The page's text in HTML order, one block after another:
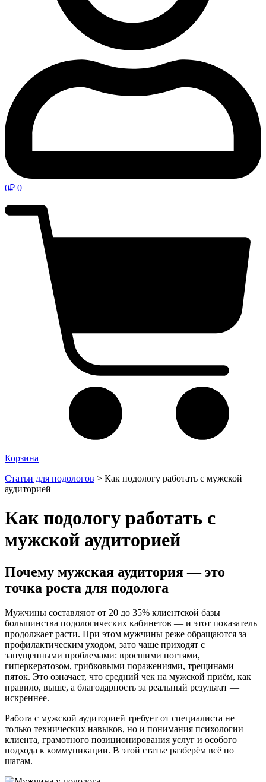
0₽ 0
Корзина
Статьи для подологов > Как подологу работать с мужской
аудиторией
Как подологу работать с
мужской аудиторией
Почему мужская аудитория — это
точка роста для подолога
Мужчины составляют от 20 до 35% клиентской базы
большинства подологических кабинетов — и этот показатель
продолжает расти. При этом мужчины реже обращаются за
профилактическим уходом, зато чаще приходят с
запущенными проблемами: вросшими ногтями,
гиперкератозом, грибковыми поражениями, трещинами
пяток. Это означает, что средний чек на мужской приём, как
правило, выше, а благодарность за реальный результат —
искреннее.
Работа с мужской аудиторией требует от специалиста не
только технических навыков, но и понимания психологии
клиента, грамотного позиционирования услуг и особого
подхода к коммуникации. В этой статье разберём всё по
шагам.